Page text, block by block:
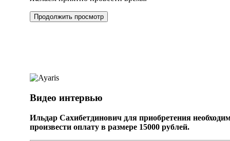
Продолжить просмотр
Видео интервью
Ильдар Сахибетдинович для приобретения
произвести оплату в размере 15000 рублей.